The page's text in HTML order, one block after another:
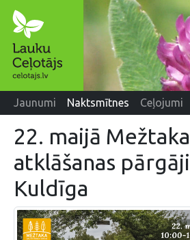
Jaunumi Naktsmītnes Ceļojumi
22. maijā
atklāšanas
Kuldīga